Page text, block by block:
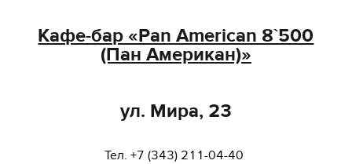
Кафе-бар «Pan American 8`500
(Пан Американ)»
ул. Мира, 23
Тел. +7 (343) 211-04-40